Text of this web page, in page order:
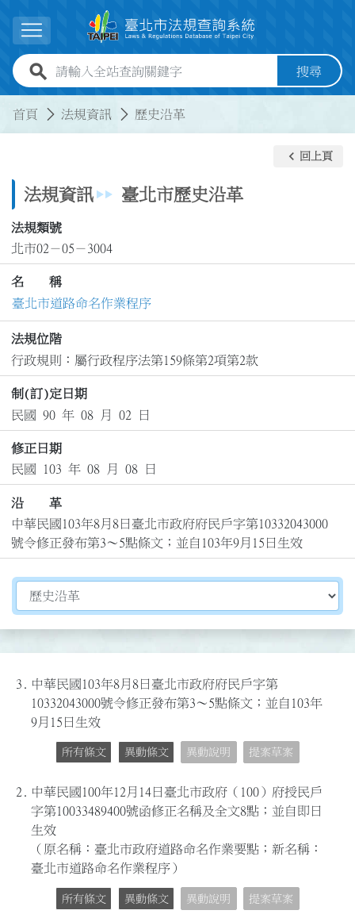
展開選單
全站查詢關鍵字欄位 搜尋
首頁 法規資訊 歷史沿革
法規資訊 臺北市歷史沿革
keyboard_arrow_left 回上頁
法規類號
北市02－05－3004
名 稱
臺北市道路命名作業程序
法規位階
行政規則：屬行政程序法第159條第2項第2款
制(訂)定日期
民國 90 年 08 月 02 日
修正日期
民國 103 年 08 月 08 日
沿 革
中華民國103年8月8日臺北市政府府民戶字第10332043000
號令修正發布第3～5點條文；並自103年9月15日生效
切換選擇法規資訊內容
3.
中華民國103年8月8日臺北市政府府民戶字第
10332043000號令修正發布第3～5點條文；並自103年
9月15日生效
所有條文 異動條文 異動說明 提案草案
2. 中華民國100年12月14日臺北市政府（100）府授民戶
字第10033489400號函修正名稱及全文8點；並自即日
生效
（原名稱：臺北市政府道路命名作業要點；新名稱：
臺北市道路命名作業程序）
所有條文 異動條文 異動說明 提案草案